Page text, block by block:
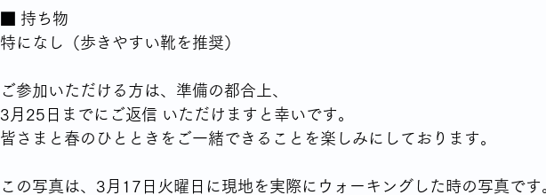
■ 持ち物
特になし（歩きやすい靴を推奨）
ご参加いただける方は、準備の都合上、
3月25日までにご返信 いただけますと幸いです。
皆さまと春のひとときをご一緒できることを楽しみにしております。
この写真は、3月17日火曜日に現地を実際にウォーキングした時の写真です